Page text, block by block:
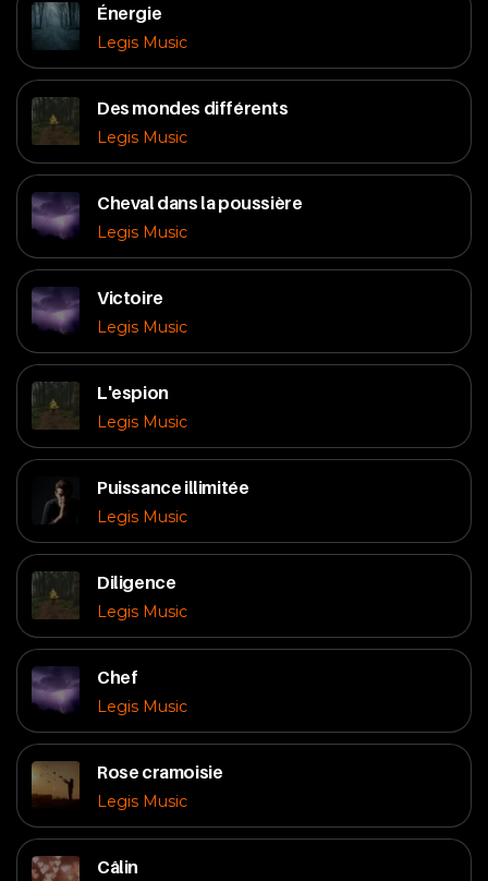
Énergie
Legis Music
Des mondes différents
Legis Music
Cheval dans la poussière
Legis Music
Victoire
Legis Music
L'espion
Legis Music
Puissance illimitée
Legis Music
Diligence
Legis Music
Chef
Legis Music
Rose cramoisie
Legis Music
Câlin